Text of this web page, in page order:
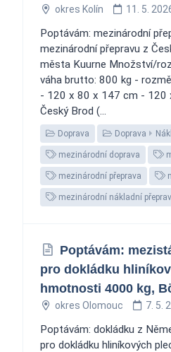
okres Kolín 11. 5.
Poptávám: mezinárodní
mezinárodní přepravu z
města Kuurne Množství/
váha brutto: 800 kg -
- 120 x 80 x 147 cm - 120
Český Brod (...
Doprava Doprava
mezinárodní doprava
mezinárodní přeprava
mezinárodní nákladní
Poptávám:
pro dokládku
hmotnosti 4000 kg,
okres Olomouc 7. 5.
Poptávám: dokládku z
pro dokládku hliníkových